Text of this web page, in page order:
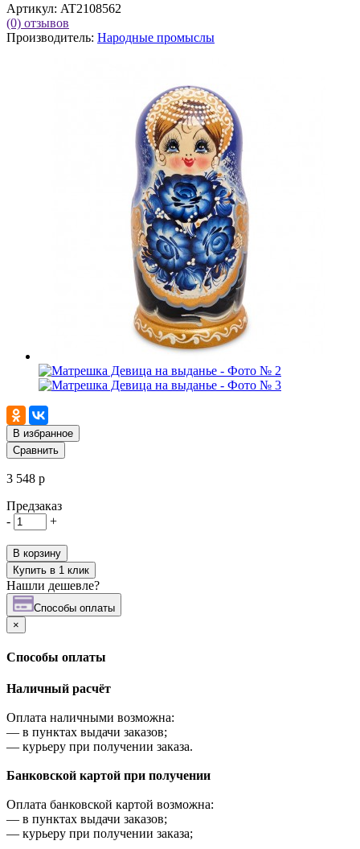
Артикул: AT2108562
(0) отзывов
Производитель: Народные промыслы
В избранное
Сравнить
3 548 р
Предзаказ
-
+
В корзину
Купить в 1 клик
Нашли дешевле?
Cпособы оплаты
×
Cпособы оплаты
Наличный расчёт
Оплата наличными возможна:
— в пунктах выдачи заказов;
— курьеру при получении заказа.
Банковской картой при получении
Оплата банковской картой возможна:
— в пунктах выдачи заказов;
— курьеру при получении заказа;